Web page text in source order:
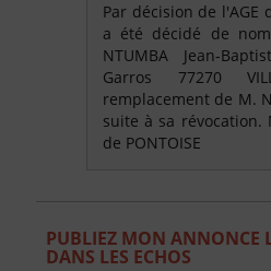
Par décision de l'AGE
a été décidé de
NTUMBA Jean-
Garros 77270
remplacement de M.
suite à sa révocation.
de PONTOISE
PUBLIEZ MON ANNONCE
DANS LES ECHOS